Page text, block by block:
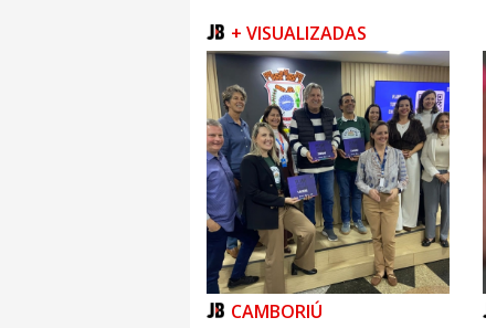
Entrega dos Certificados de
Estive prestigiando no dia 03 de
Entrega dos Certificados de Cursos
Auditório da Secretaria Municipal de
receberam o seu Certificado, de
oferecem condições de iniciarem no
estes jovens valorosos, que se
+ VISUALIZADAS
CAMBORIÚ